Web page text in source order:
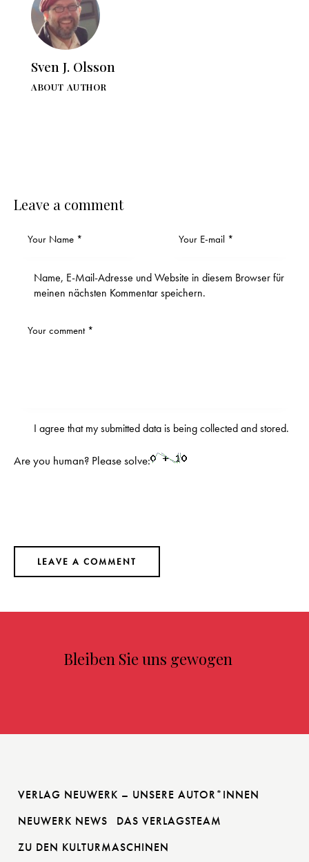
Sven J. Olsson
ABOUT AUTHOR
Leave a comment
Name, E-Mail-Adresse und Website in diesem Browser für
meinen nächsten Kommentar speichern.
I agree that my submitted data is beingcollected and stored.
Are you human? Please solve:
Bleiben Sie uns gewogen
VERLAG NEUWERK – UNSERE AUTOR*INNEN
NEUWERK NEWS
DAS VERLAGSTEAM
ZU DEN KULTURMASCHINEN